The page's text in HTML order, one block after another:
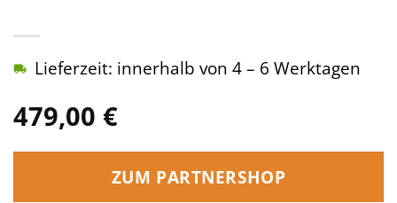
479,00 €
Lieferzeit: innerhalb von 4 – 6 Werktagen
ZUM PARTNERSHOP